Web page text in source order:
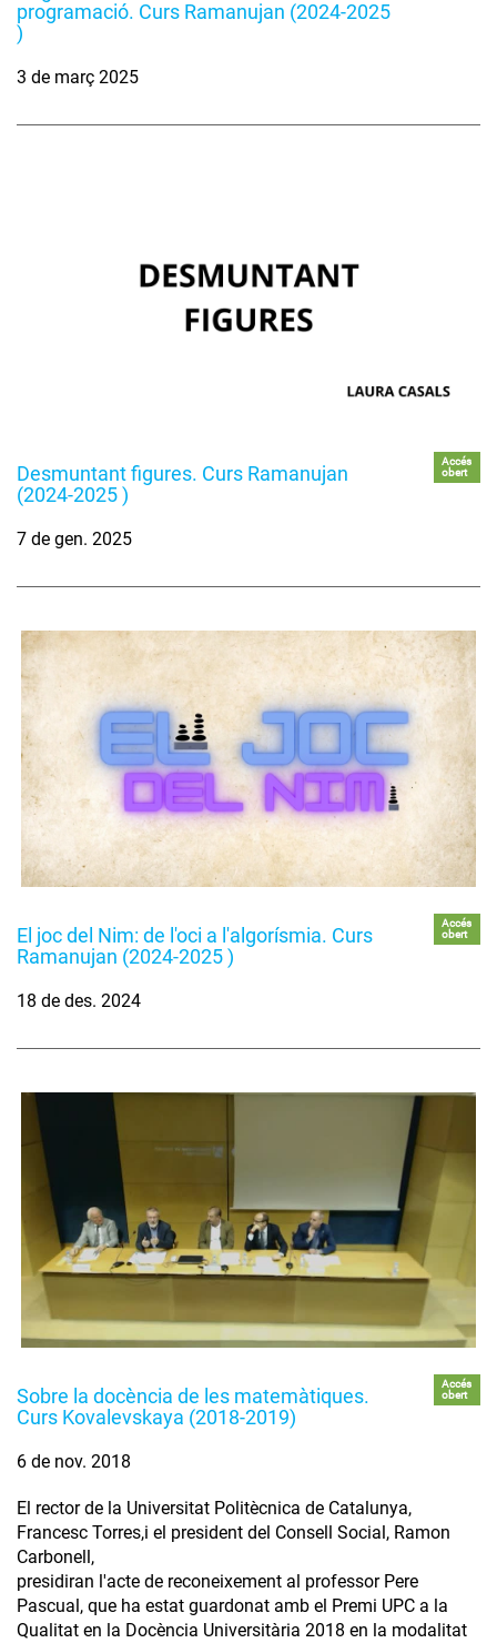
programació. Curs Ramanujan (2024-2025
)
3 de març 2025
Desmuntant figures. Curs Ramanujan
(2024-2025 )
Accés
obert
7 de gen. 2025
El joc del Nim: de l'oci a l'algorísmia. Curs
Ramanujan (2024-2025 )
Accés
obert
18 de des. 2024
Sobre la docència de les matemàtiques.
Curs Kovalevskaya (2018-2019)
Accés
obert
6 de nov. 2018
El rector de la Universitat Politècnica de Catalunya,
Francesc Torres,i el president del Consell Social, Ramon
Carbonell,
presidiran l'acte de reconeixement al professor Pere
Pascual, que ha estat guardonat amb el Premi UPC a la
Qualitat en la Docència Universitària 2018 en la modalitat